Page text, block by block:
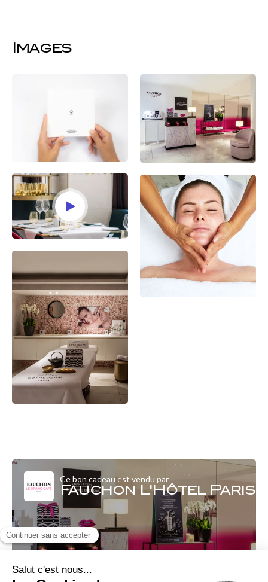
Images
Ce bon cadeau est vendu par
Fauchon L'Hôtel Paris
Fauchon L'Hôtel Paris